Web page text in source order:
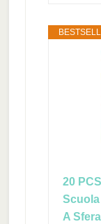
20
A